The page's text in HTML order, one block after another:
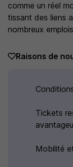
comme un réel
tissant des liens
nombreux
Raisons de
Tickets
Mobilité